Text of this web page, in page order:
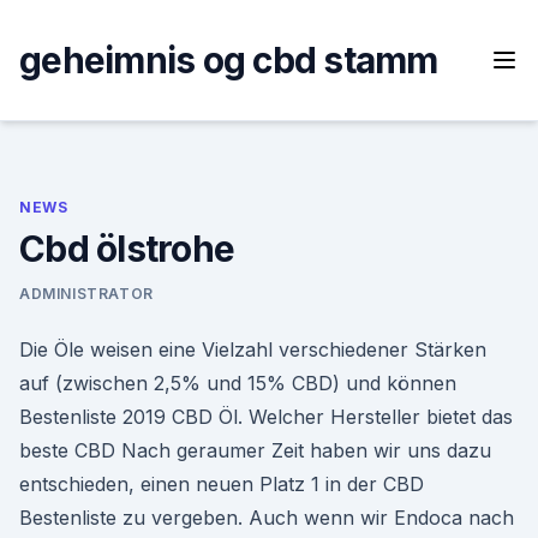
content
geheimnis og cbd stamm
NEWS
Cbd ölstrohe
ADMINISTRATOR
Die Öle weisen eine Vielzahl verschiedener Stärken
auf (zwischen 2,5% und 15% CBD) und können
Bestenliste 2019 CBD Öl. Welcher Hersteller bietet das
beste CBD Nach geraumer Zeit haben wir uns dazu
entschieden, einen neuen Platz 1 in der CBD
Bestenliste zu vergeben. Auch wenn wir Endoca nach